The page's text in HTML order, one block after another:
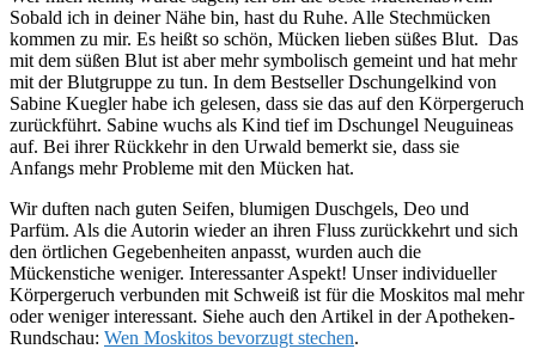
Sobald ich in deiner Nähe bin, hast du Ruhe. Alle Stechmücken
kommen zu mir. Es heißt so schön, Mücken lieben süßes Blut. Das
mit dem süßen Blut ist aber mehr symbolisch gemeint und hat mehr
mit der Blutgruppe zu tun. In dem Bestseller Dschungelkind von
Sabine Kuegler habe ich gelesen, dass sie das auf den Körpergeruch
zurückführt. Sabine wuchs als Kind tief im Dschungel Neuguineas
auf. Bei ihrer Rückkehr in den Urwald bemerkt sie, dass sie
Anfangs mehr Probleme mit den Mücken hat.
Wir duften nach guten Seifen, blumigen Duschgels, Deo und
Parfüm. Als die Autorin wieder an ihren Fluss zurückkehrt und sich
den örtlichen Gegebenheiten anpasst, wurden auch die
Mückenstiche weniger. Interessanter Aspekt! Unser individueller
Körpergeruch verbunden mit Schweiß ist für die Moskitos mal mehr
oder weniger interessant. Siehe auch den Artikel in der Apotheken-
Rundschau: Wen Moskitos bevorzugt stechen.